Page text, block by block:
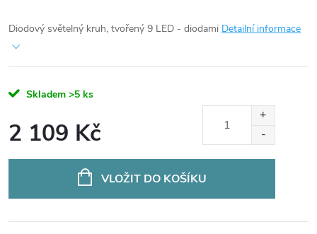
Diodový světelný kruh, tvořený 9 LED - diodami Detailní informace
Skladem >5 ks
2 109 Kč
VLOŽIT DO KOŠÍKU